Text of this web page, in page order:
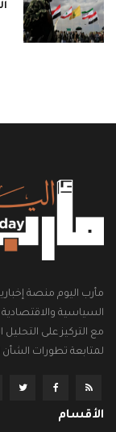
مأرب اليوم منصة
السياسية
مع التركيز على
لمتابعة تطورات الشأن
الأقسام